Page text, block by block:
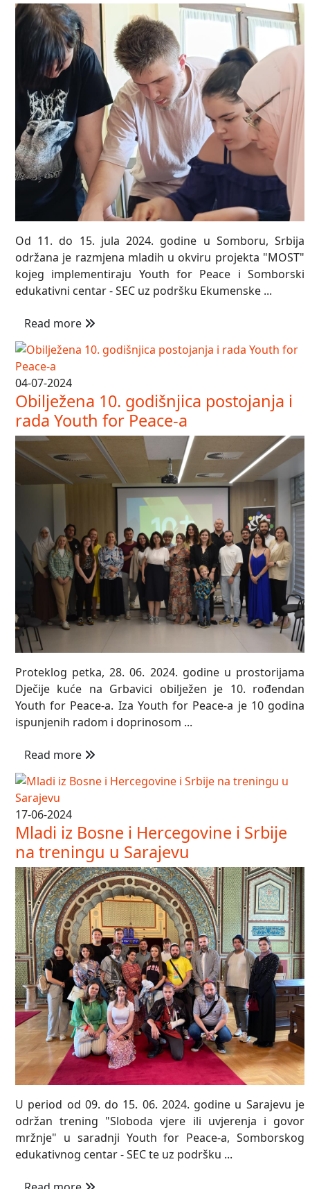
Od 11. do 15. jula 2024. godine u Somboru, Srbija
održana je razmjena mladih u okviru projekta "MOST"
kojeg implementiraju Youth for Peace i Somborski
edukativni centar - SEC uz podršku Ekumenske ...
Read more
04-07-2024
Obilježena 10. godišnjica postojanja i
rada Youth for Peace-a
Proteklog petka, 28. 06. 2024. godine u prostorijama
Dječije kuće na Grbavici obilježen je 10. rođendan
Youth for Peace-a. Iza Youth for Peace-a je 10 godina
ispunjenih radom i doprinosom ...
Read more
17-06-2024
Mladi iz Bosne i Hercegovine i Srbije
na treningu u Sarajevu
U period od 09. do 15. 06. 2024. godine u Sarajevu je
održan trening "Sloboda vjere ili uvjerenja i govor
mržnje" u saradnji Youth for Peace-a, Somborskog
edukativnog centar - SEC te uz podršku ...